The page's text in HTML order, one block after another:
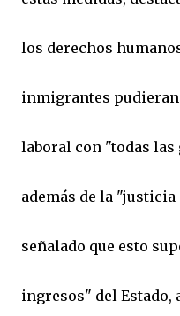
los derechos
inmigrantes pudieran
laboral con "todas las
además de la
señalado que esto
ingresos" del Estado,